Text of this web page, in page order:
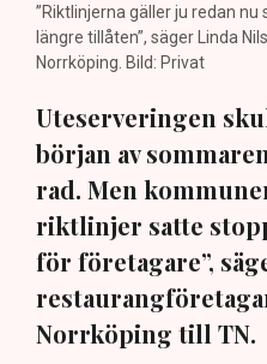
”Riktlinjerna gäller ju redan
längre tillåten”, säger Linda
Norrköping. Bild: Privat
Uteserveringen
början av
rad. Men
riktlinjer satte
för företagare”,
Norrköping till TN.